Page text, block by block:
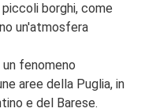
borghi, come
un'atmosfera
un fenomeno
aree della Puglia, in
e del Barese.